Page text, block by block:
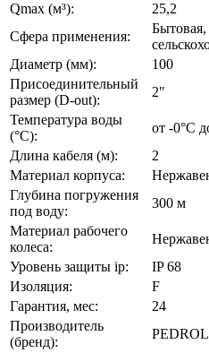
Qmax (м³):
25,2
Сфера применения:
Диаметр (мм):
100
Присоединительный
размер (D-out):
2"
Температура воды
(°C):
от -0°C
Длина кабеля (м):
2
Материал корпуса:
Глубина погружения
под воду:
300 м
Материал рабочего
колеса:
Уровень защиты ip:
IP 68
Изоляция:
F
Гарантия, мес:
24
Производитель
(бренд):